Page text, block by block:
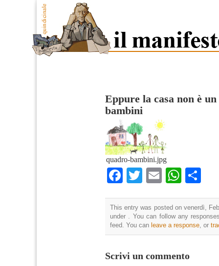
Eppure la casa non è un
bambini
quadro-bambini.jpg
Facebook
TwitterEmail
This entry was posted on venerdì,
under . You can follow any
feed. You can leave a response, or
Scrivi un commento